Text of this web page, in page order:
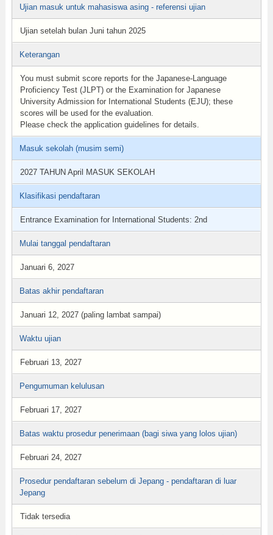
Ujian masuk untuk mahasiswa asing - referensi ujian
Ujian setelah bulan Juni tahun 2025
Keterangan
You must submit score reports for the Japanese-Language
Proficiency Test (JLPT) or the Examination for Japanese
University Admission for International Students (EJU); these
scores will be used for the evaluation.
Please check the application guidelines for details.
Masuk sekolah (musim semi)
2027 TAHUN April MASUK SEKOLAH
Klasifikasi pendaftaran
Entrance Examination for International Students: 2nd
Mulai tanggal pendaftaran
Januari 6, 2027
Batas akhir pendaftaran
Januari 12, 2027 (paling lambat sampai)
Waktu ujian
Februari 13, 2027
Pengumuman kelulusan
Februari 17, 2027
Batas waktu prosedur penerimaan (bagi siwa yang lolos ujian)
Februari 24, 2027
Prosedur pendaftaran sebelum di Jepang - pendaftaran di luar
Jepang
Tidak tersedia